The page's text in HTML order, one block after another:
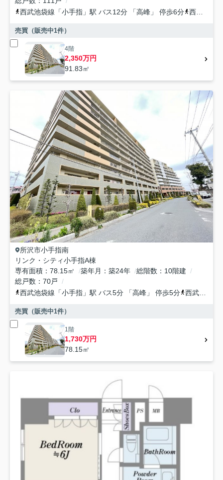
西武池袋線 「小手指 」駅 バス12分 「高峰」 停歩6分 西武狭山線
売買（販売中1件）
4階
2,350万円
91.83㎡
所沢市小手指南
リンク・シティ小手指A棟
専有面積
78.15㎡ 築年月 築24年 総階数
10階建
総戸数
70戸
西武池袋線 「小手指 」駅 バス5分 「高峰」 停歩5分 西武狭山線
売買（販売中1件）
1階
1,730万円
78.15㎡